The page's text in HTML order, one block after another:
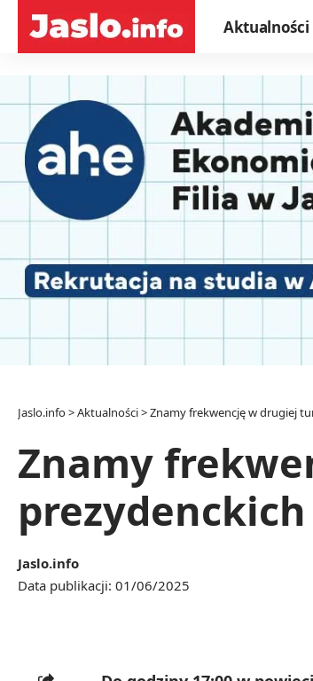
Aktualności
Jaslo.info>Aktualności>Znamy frekwencję w drugiej
Znamy
Data publikacji: 01/06/2025
Jaslo.info